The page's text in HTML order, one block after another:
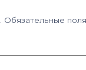
Обязательные поля